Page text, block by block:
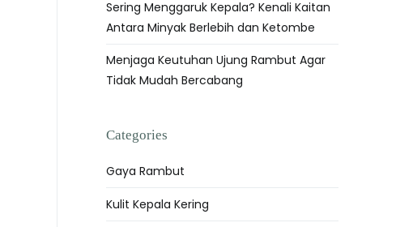
Sering Menggaruk Kepala? Kenali Kaitan
Antara Minyak Berlebih dan Ketombe
Menjaga Keutuhan Ujung Rambut Agar
Tidak Mudah Bercabang
Categories
Gaya Rambut
Kulit Kepala Kering